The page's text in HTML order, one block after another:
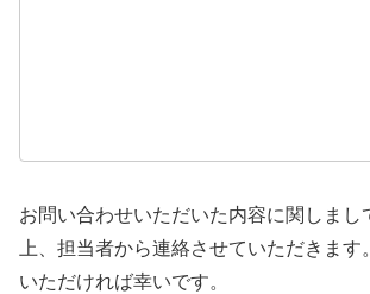
お問い合わせいただいた内容に関しまし
上、担当者から連絡させていただきます
いただければ幸いです。